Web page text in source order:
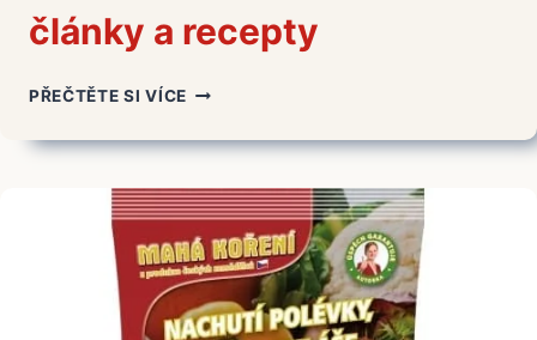
články a recepty
PŘEČTĚTE SI VÍCEHRAŠKA
OBALOVÁNÍ
ČLÁNKY
A
RECEPTY